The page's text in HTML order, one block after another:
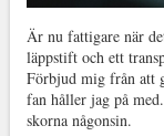
Är nu fattigare när
läppstift och ett
Förbjud mig från att
fan håller jag på
skorna någonsin.